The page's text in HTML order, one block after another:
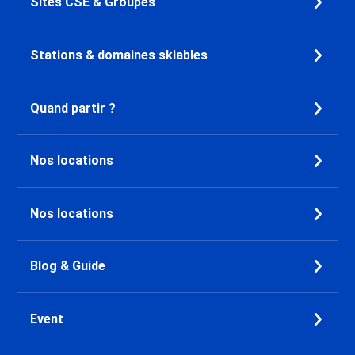
Location Brides les Bains
Location Méribel Les Allues
1200
Location Méribel Mottaret 1850
Location Méribel Altiport 1700
Location Courchevel 1650
Location Les Menuires Preyerand
Location Les Menuires Croisette
Stations & domaines skiables
Quand partir ?
Nos locations
Nos locations
Blog & Guide
Event